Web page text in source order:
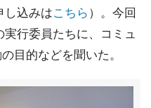
し込みはこちら ）。今回
行委員たちに、コミュ
目的などを聞いた。